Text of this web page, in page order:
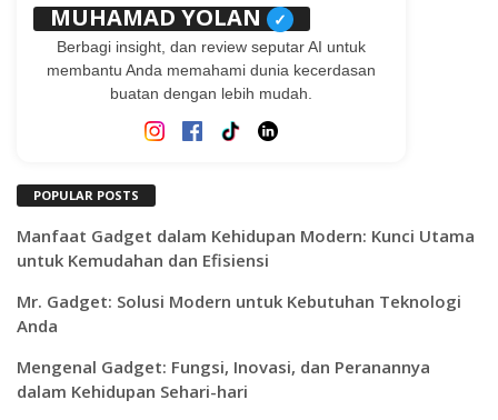
MUHAMAD YOLAN ✓
Berbagi insight, dan review seputar AI untuk
membantu Anda memahami dunia kecerdasan
buatan dengan lebih mudah.
POPULAR POSTS
Manfaat Gadget dalam Kehidupan Modern: Kunci Utama
untuk Kemudahan dan Efisiensi
Mr. Gadget: Solusi Modern untuk Kebutuhan Teknologi
Anda
Mengenal Gadget: Fungsi, Inovasi, dan Peranannya
dalam Kehidupan Sehari-hari